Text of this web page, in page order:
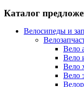
Каталог
Велосипеды и
Вело
Вело
Вело
Вело